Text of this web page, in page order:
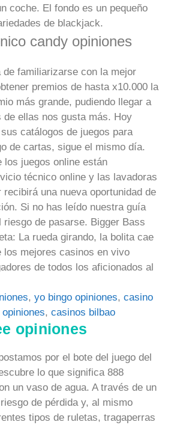
coche. El fondo es un pequeño
de blackjack.
candy opiniones
de familiarizarse con la mejor
premios de hasta x10.000 la
más grande, pudiendo llegar a
de ellas nos gusta más. Hoy
catálogos de juegos para
de cartas, sigue el mismo día.
los juegos online están
técnico online y las lavadoras
recibirá una nueva oportunidad de
Si no has leído nuestra guía
riesgo de pasarse. Bigger Bass
La rueda girando, la bolita cae
los mejores casinos en vivo
de todos los aficionados al
, yo bingo opiniones, casino
, casinos bilbao
opiniones
por el bote del juego del
lo que significa 888
un vaso de agua. A través de un
de pérdida y, al mismo
tipos de ruletas, tragaperras